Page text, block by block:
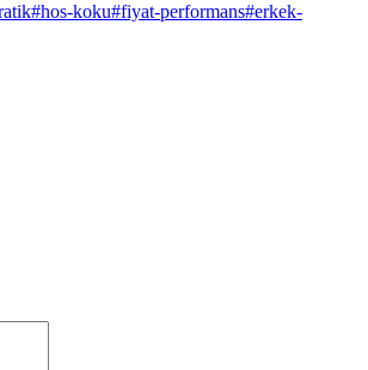
#hos-koku#fiyat-performans#erkek-